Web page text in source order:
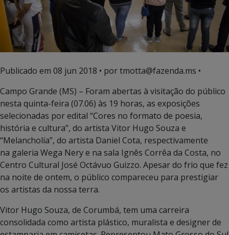
Publicado em 08 jun 2018 • por tmotta@fazenda.ms •
Campo Grande (MS) – Foram abertas à visitação do público
nesta quinta-feira (07.06) às 19 horas, as exposições
selecionadas por edital “Cores no formato de poesia,
história e cultura”, do artista Vitor Hugo Souza e
“Melancholía”, do artista Daniel Cota, respectivamente
na galeria Wega Nery e na sala Ignês Corrêa da Costa, no
Centro Cultural José Octávuo Guizzo. Apesar do frio que fez
na noite de ontem, o público compareceu para prestigiar
os artistas da nossa terra.
Vitor Hugo Souza, de Corumbá, tem uma carreira
consolidada como artista plástico, muralista e designer de